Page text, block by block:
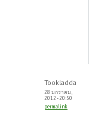
Tookladda
28 มกราคม,
2012 - 20:50
permalink